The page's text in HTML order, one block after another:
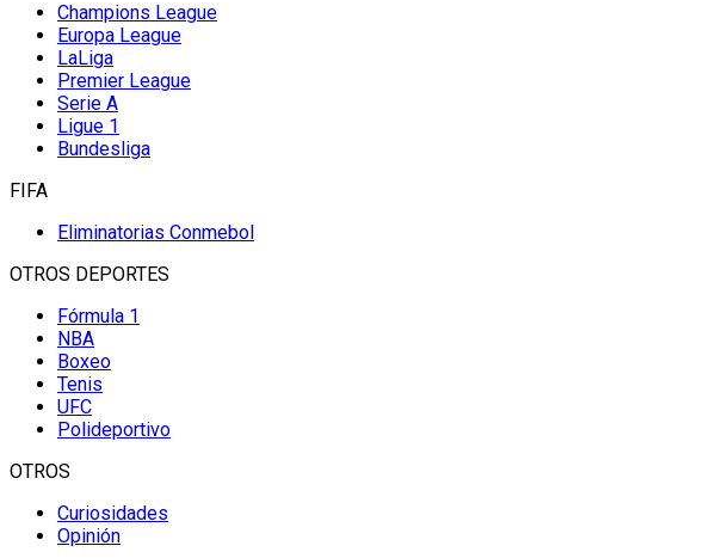
Champions League
Europa League
LaLiga
Premier League
Serie A
Ligue 1
Bundesliga
FIFA
Eliminatorias Conmebol
OTROS DEPORTES
Fórmula 1
NBA
Boxeo
Tenis
UFC
Polideportivo
OTROS
Curiosidades
Opinión